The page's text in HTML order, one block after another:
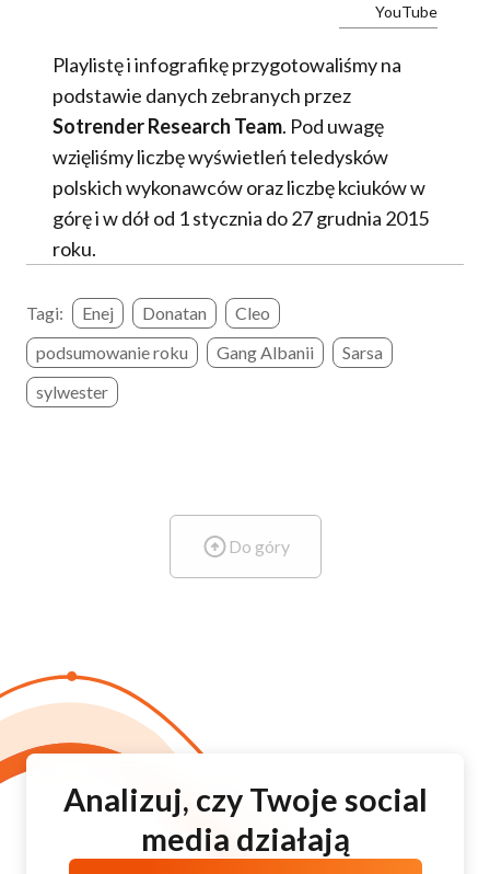
YouTube
Playlistę i infografikę przygotowaliśmy na
podstawie danych zebranych przez
Sotrender Research Team. Pod uwagę
wzięliśmy liczbę wyświetleń teledysków
polskich wykonawców oraz liczbę kciuków w
górę i w dół od 1 stycznia do 27 grudnia 2015
roku.
Tagi: Enej Donatan
Cleo
podsumowanie roku
Gang Albanii
Sarsa
sylwester
Do góry
Analizuj, czy Twoje social
media działają